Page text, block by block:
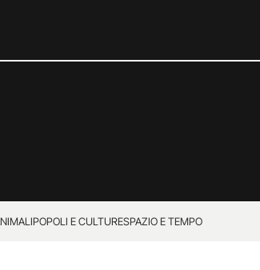
POPOLI E CULTURESPAZIO E TEMPO